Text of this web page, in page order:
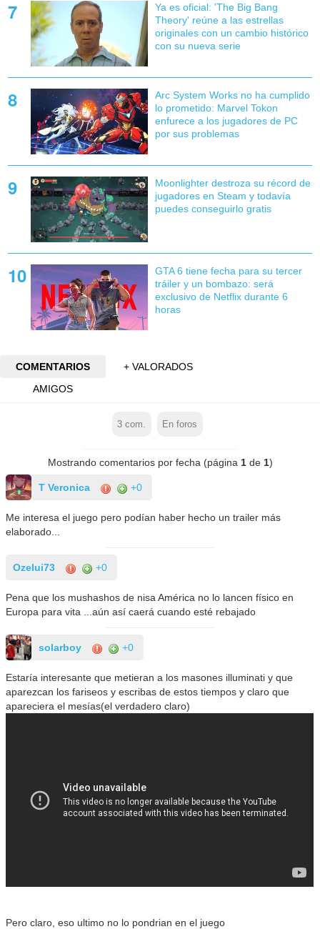
Ya es oficial: 'The Big Bang
Theory' reúne a las estrellas
originales con un cambio histórico
con su nueva serie
Arc System Works no ha cumplido
lo prometido: Marvel Tokon
enfurece a los jugadores de PC
por sus problemas
Moonlighter destroza su récord de
jugadores en Steam y todavía
puedes conseguirlo gratis
GTA 6 tiene fecha para su tercer
tráiler y un bombazo: será
exclusivo de Netflix durante 6
horas
COMENTARIOS
+ VALORADOS
AMIGOS
3 com. En foros
Mostrando comentarios por fecha (página 1de 1)
T Veronica +0
Me interesa el juego pero podían haber hecho un trailer más
elaborado...
Ozelui73 +0
Pena que los mushashos de nisa América no lo lancen físico en
Europa para vita ...aún así caerá cuando esté rebajado
solarboy +0
Estaría interesante que metieran a los masones illuminati y que
aparezcan los fariseos y escribas de estos tiempos y claro que
apareciera el mesías(el verdadero claro)
Pero claro, eso ultimo no lo pondrian en el juego